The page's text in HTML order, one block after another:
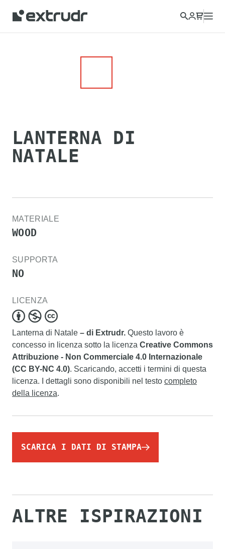
LANTERNA DI
NATALE
MATERIALE
WOOD
SUPPORTA
NO
LICENZA
Lanterna di Natale – di Extrudr. Questo lavoro è
concesso in licenza sotto la licenza Creative Commons
Attribuzione - Non Commerciale 4.0 Internazionale
(CC BY-NC 4.0). Scaricando, accetti i termini di questa
licenza. I dettagli sono disponibili nel testo completo
della licenza.
SCARICA I DATI DI STAMPA
ALTRE ISPIRAZIONI